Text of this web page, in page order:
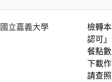
國立嘉義大學
檢轉
認可
餐點
下載
請查照